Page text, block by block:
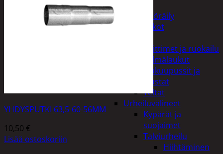
Polkupyöräily
Lukot
Keittimet ja ruokailu
Kylmälaukut
Makuupussit ja
alustat
Teltat
Urheiluvälineet
Kypärät ja
suojaimet
Talviurheilu
Hiihtäminen
YHDYSPUTKI 63,5-60-56MM
10,50 €
Lisää ostoskoriin